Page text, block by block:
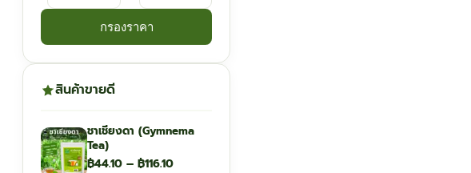
กรองราคา
สินค้าขายดี
ชาเชียงดา (Gymnema
Tea)
฿44.10 – ฿116.10Price